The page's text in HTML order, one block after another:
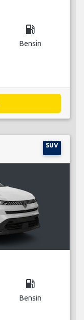
local_gas_station
Bensin
SUV
local_gas_station
Bensin